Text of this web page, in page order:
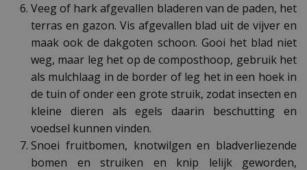
Veeg of hark afgevallen bladeren van de paden, het
terras en gazon. Vis afgevallen blad uit de vijver en
maak ook de dakgoten schoon. Gooi het blad niet
weg, maar leg het op de composthoop, gebruik het
als mulchlaag in de border of leg het in een hoek in
de tuin of onder een grote struik, zodat insecten en
kleine dieren als egels daarin beschutting en
voedsel kunnen vinden.
Snoei fruitbomen, knotwilgen en bladverliezende
bomen en struiken en knip lelijk geworden,